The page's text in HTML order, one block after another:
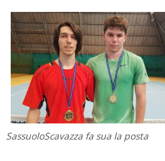
SassuoloScavazza fa sua la posta